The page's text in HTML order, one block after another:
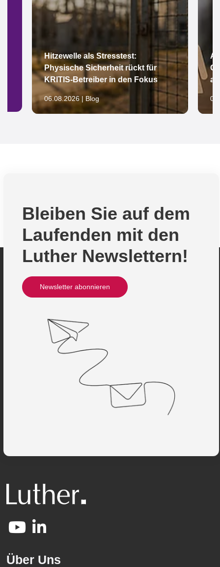
Hitzewelle als Stresstest:
Physische Sicherheit rückt für
KRITIS-Betreiber in den Fokus
06.08.2026 | Blog
Bleiben Sie auf dem
Laufenden mit den
Luther Newslettern!
Newsletter abonnieren
Über Uns